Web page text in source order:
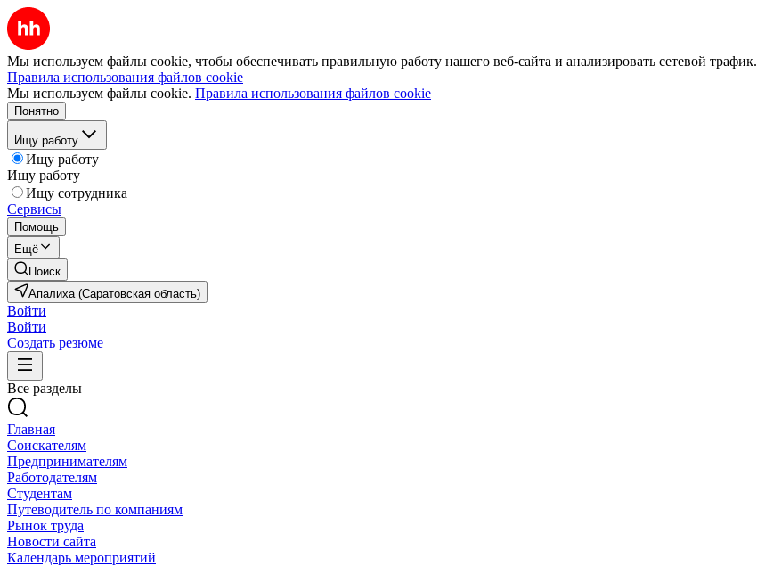
Мы используем файлы cookie, чтобы обеспечивать правильную работу нашего веб-сайта и анализировать сетевой трафик.
Правила использования файлов cookie
Мы используем файлы cookie. Правила использования файлов cookie
Понятно
Ищу работу
Ищу работу
Ищу работу
Ищу сотрудника
Сервисы
Помощь
Ещё
Поиск
Апалиха (Саратовская область)
Войти
Войти
Создать резюме
Все разделы
Главная
Соискателям
Предпринимателям
Работодателям
Студентам
Путеводитель по компаниям
Рынок труда
Новости сайта
Календарь мероприятий